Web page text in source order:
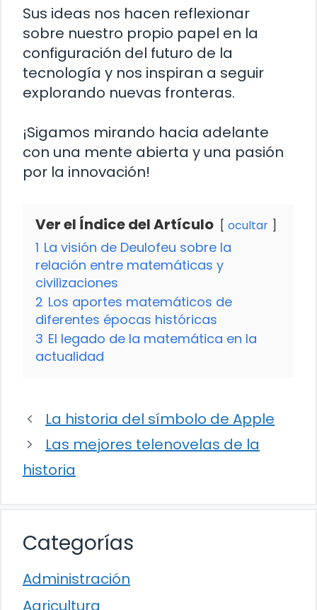
Sus ideas nos hacen reflexionar
sobre nuestro propio papel en la
configuración del futuro de la
tecnología y nos inspiran a seguir
explorando nuevas fronteras.
¡Sigamos mirando hacia adelante
con una mente abierta y una pasión
por la innovación!
Ver el Índice del Artículo ocultar
1 La visión de Deulofeu sobre la
relación entre matemáticas y
civilizaciones
2 Los aportes matemáticos de
diferentes épocas históricas
3 El legado de la matemática en la
actualidad
La historia del símbolo de Apple
Las mejores telenovelas de la
historia
Categorías
Administración
Agricultura